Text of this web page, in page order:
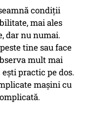
condiții
mai ales
dar nu numai.
tine sau face
mult mai
practic pe dos.
mașini cu